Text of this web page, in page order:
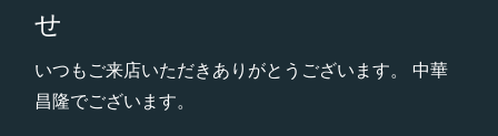
せ
いつもご来店いただきありがとうございます。 中華
昌隆でございます。